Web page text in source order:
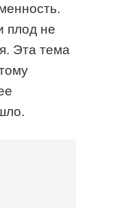
плод не
Эта тема